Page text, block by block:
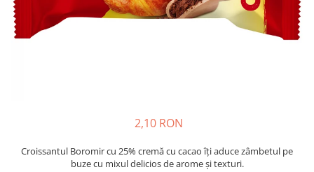
Cozonac cu Unt
Cozonac Royal
2,10 RON
Croissantul Boromir cu 25% cremă cu cacao îți aduce zâmbetul pe
buze cu mixul delicios de arome și texturi.